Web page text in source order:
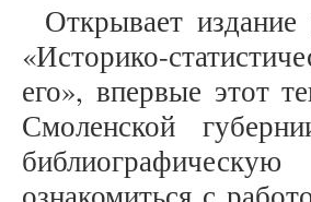
Открывает
«Историко-
его», впервые этот
Смоленской